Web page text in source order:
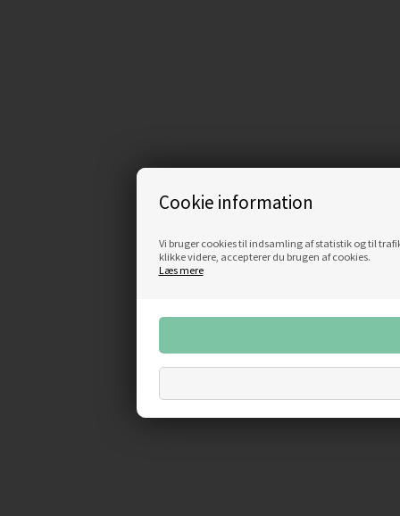
Cookie information
Vi bruger cookies til indsamling af statistik og til
klikke videre, accepterer du brugen af cookies.
Læs mere